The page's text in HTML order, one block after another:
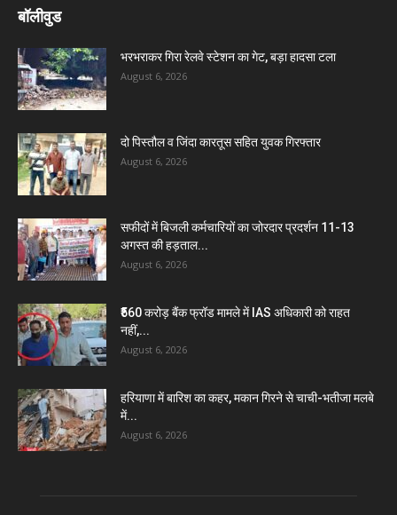
बॉलीवुड
भरभराकर गिरा रेलवे स्टेशन का गेट, बड़ा हादसा टला
August 6, 2026
दो पिस्तौल व जिंदा कारतूस सहित युवक गिरफ्तार
August 6, 2026
सफीदों में बिजली कर्मचारियों का जोरदार प्रदर्शन 11-13
अगस्त की हड़ताल...
August 6, 2026
₹560 करोड़ बैंक फ्रॉड मामले में IAS अधिकारी को राहत
नहीं,...
August 6, 2026
हरियाणा में बारिश का कहर, मकान गिरने से चाची-भतीजा मलबे
में...
August 6, 2026